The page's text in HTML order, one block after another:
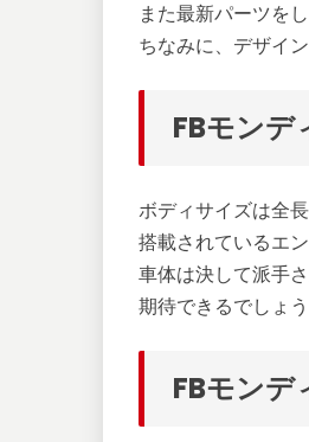
また最新パーツを
ちなみに、デザイ
FBモンデ
ボディサイズは全
搭載されているエ
車体は決して派手
期待できるでしょう
FBモンデ